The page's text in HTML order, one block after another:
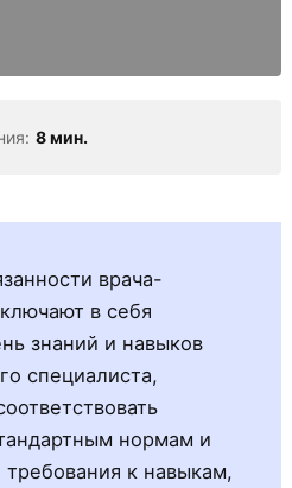
8 мин.
врача-
в себя
знаний и навыков
специалиста,
нормам и
к навыкам,